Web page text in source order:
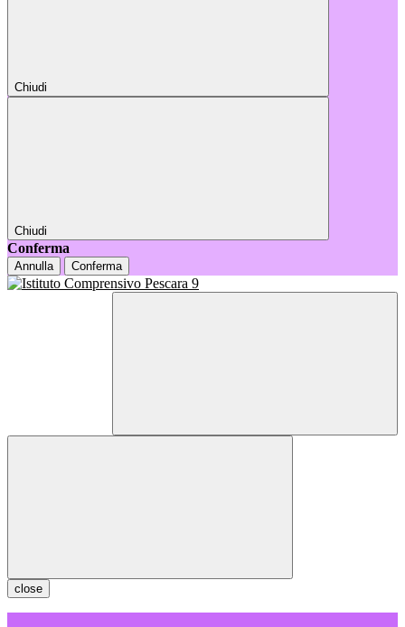
Chiudi
Chiudi
Conferma
Annulla Conferma
close